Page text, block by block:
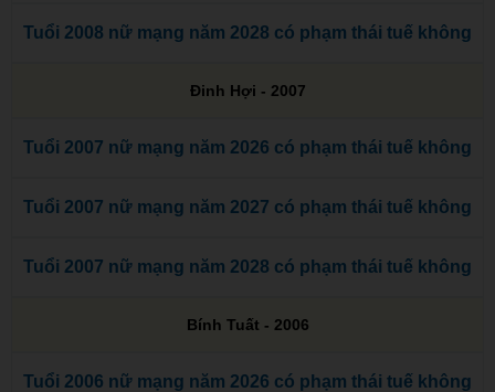
Tuổi 2008 nữ mạng năm 2028 có phạm thái tuế không
Đinh Hợi - 2007
Tuổi 2007 nữ mạng năm 2026 có phạm thái tuế không
Tuổi 2007 nữ mạng năm 2027 có phạm thái tuế không
Tuổi 2007 nữ mạng năm 2028 có phạm thái tuế không
Bính Tuất - 2006
Tuổi 2006 nữ mạng năm 2026 có phạm thái tuế không